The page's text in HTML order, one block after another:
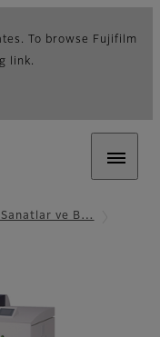
To browse Fujifilm
link.
ve B…